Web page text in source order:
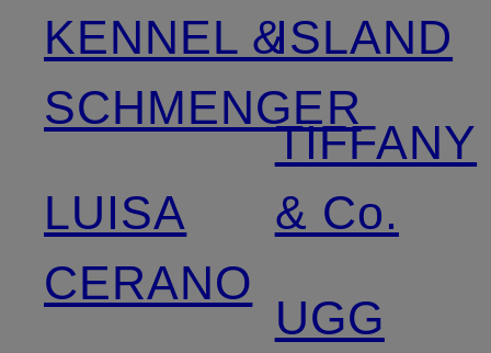
KENNEL &
SCHMENGER
LUISA
CERANO
ISLAND
TIFFANY
& Co.
UGG